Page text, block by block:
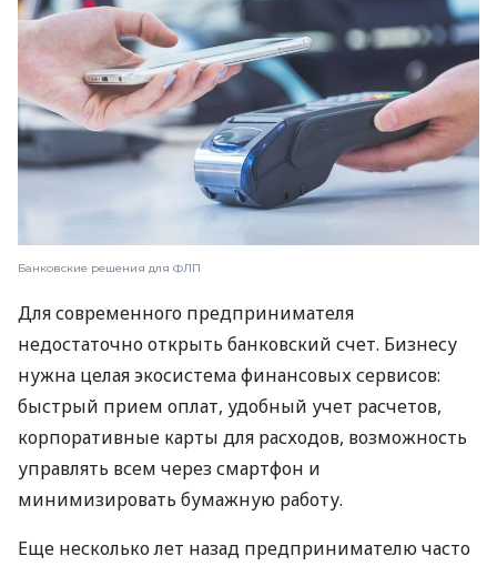
Банковские решения для ФЛП
Для современного предпринимателя
недостаточно открыть банковский счет. Бизнесу
нужна целая экосистема финансовых сервисов:
быстрый прием оплат, удобный учет расчетов,
корпоративные карты для расходов, возможность
управлять всем через смартфон и
минимизировать бумажную работу.
Еще несколько лет назад предпринимателю часто